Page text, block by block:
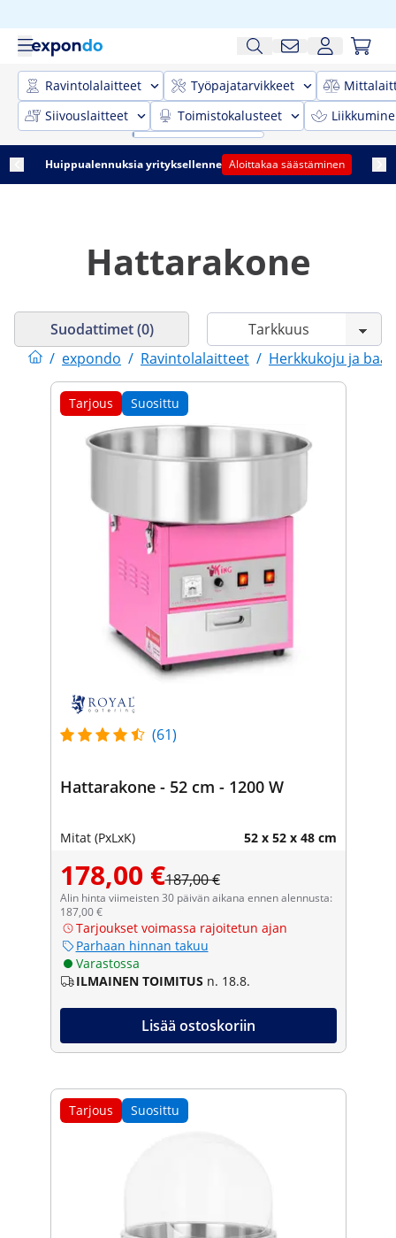
Ravintolalaitteet Työpajatarvikkeet
Siivouslaitteet
Toimistokalusteet
Huippualennuksia yrityksellenne Aloittakaa säästäminen
Hattarakone
/ expondo / Ravintolalaitteet / Herkkukoju ja
Suodattimet (0)
Tarjous Suosittu
(61)
Hattarakone - 52 cm - 1200 W
Mitat (PxLxK) 52 x 52 x 48 cm
178,00 €187,00 €
Alin hinta viimeisten 30 päivän aikana ennen alennusta:
187,00 €
Tarjoukset voimassa rajoitetun ajan
Parhaan hinnan takuu
Varastossa
ILMAINEN TOIMITUS n. 18.8.
Lisää ostoskoriin
Tarjous Suosittu